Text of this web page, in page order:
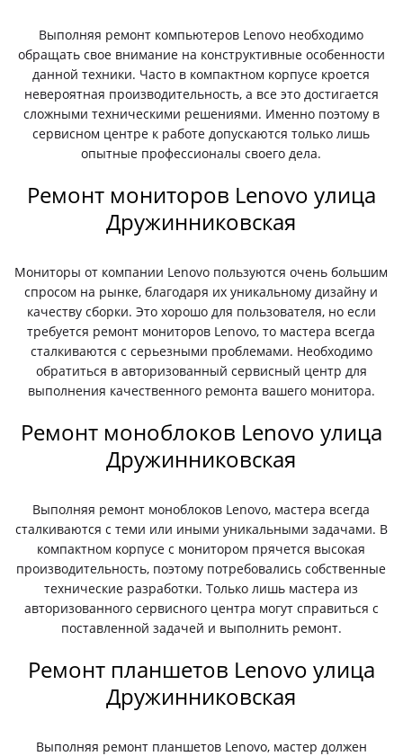
Выполняя ремонт компьютеров Lenovo необходимо
обращать свое внимание на конструктивные особенности
данной техники. Часто в компактном корпусе кроется
невероятная производительность, а все это достигается
сложными техническими решениями. Именно поэтому в
сервисном центре к работе допускаются только лишь
опытные профессионалы своего дела.
Ремонт мониторов Lenovo улица
Дружинниковская
Мониторы от компании Lenovo пользуются очень большим
спросом на рынке, благодаря их уникальному дизайну и
качеству сборки. Это хорошо для пользователя, но если
требуется ремонт мониторов Lenovo, то мастера всегда
сталкиваются с серьезными проблемами. Необходимо
обратиться в авторизованный сервисный центр для
выполнения качественного ремонта вашего монитора.
Ремонт моноблоков Lenovo улица
Дружинниковская
Выполняя ремонт моноблоков Lenovo, мастера всегда
сталкиваются с теми или иными уникальными задачами. В
компактном корпусе с монитором прячется высокая
производительность, поэтому потребовались собственные
технические разработки. Только лишь мастера из
авторизованного сервисного центра могут справиться с
поставленной задачей и выполнить ремонт.
Ремонт планшетов Lenovo улица
Дружинниковская
Выполняя ремонт планшетов Lenovo, мастер должен